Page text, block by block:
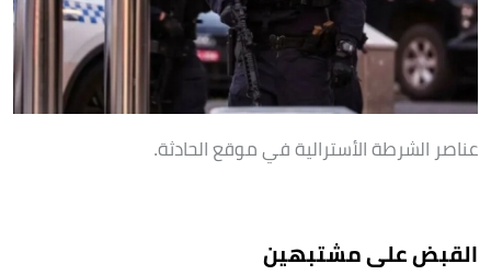
عناصر الشرطة الأسترالية في موقع الحادثة.
القبض على مشتبهين